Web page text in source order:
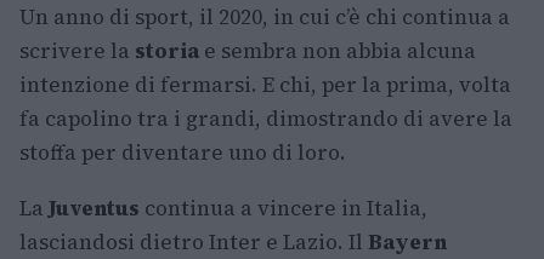
Un anno di sport, il 2020, in cui c’è chi continua a
scrivere la storia e sembra non abbia alcuna
intenzione di fermarsi. E chi, per la prima, volta
fa capolino tra i grandi, dimostrando di avere la
stoffa per diventare uno di loro.
La Juventus continua a vincere in Italia,
lasciandosi dietro Inter e Lazio. Il Bayern